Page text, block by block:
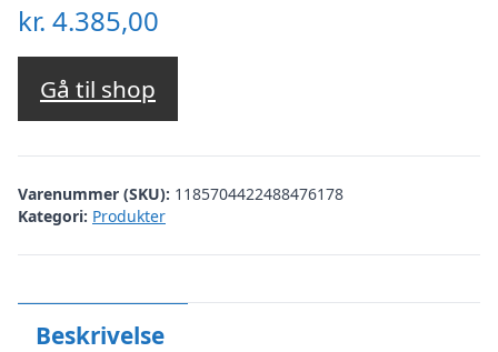
kr. 4.385,00
Gå til shop
Varenummer (SKU): 1185704422488476178
Kategori: Produkter
Beskrivelse